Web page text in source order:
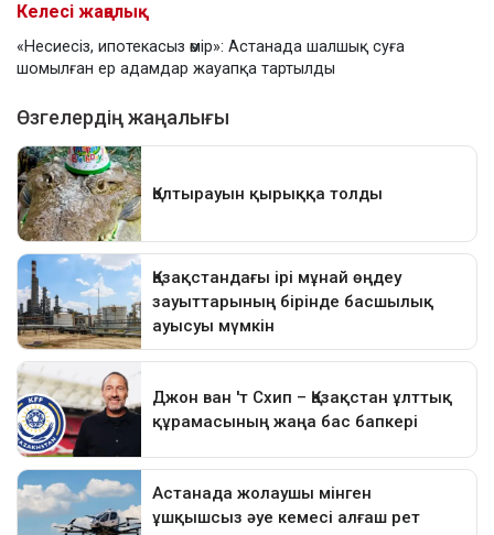
Келесі жаңалық
«Несиесіз, ипотекасыз өмір»: Астанада шалшық суға
шомылған ер адамдар жауапқа тартылды